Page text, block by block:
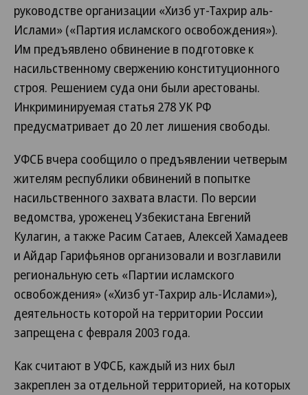
руководстве организации «Хизб ут-Тахрир аль-
Ислами» («Партия исламского освобождения»).
Им предъявлено обвинение в подготовке к
насильственному свержению конституционного
строя. Решением суда они были арестованы.
Инкриминируемая статья 278 УК РФ
предусматривает до 20 лет лишения свободы.
УФСБ вчера сообщило о предъявлении четверым
жителям республики обвинений в попытке
насильственного захвата власти. По версии
ведомства, уроженец Узбекистана Евгений
Кулагин, а также Расим Сатаев, Алексей Хамадеев
и Айдар Гарифьянов организовали и возглавили
региональную сеть «Партии исламского
освобождения» («Хизб ут-Тахрир аль-Ислами»),
деятельность которой на территории России
запрещена с февраля 2003 года.
Как считают в УФСБ, каждый из них был
закреплен за отдельной территорией, на которых